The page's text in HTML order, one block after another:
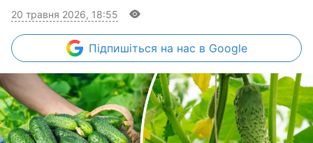
20 травня 2026, 18:55
Підпишіться на нас в Google